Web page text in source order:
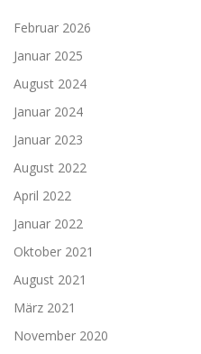
Februar 2026
Januar 2025
August 2024
Januar 2024
Januar 2023
August 2022
April 2022
Januar 2022
Oktober 2021
August 2021
März 2021
November 2020